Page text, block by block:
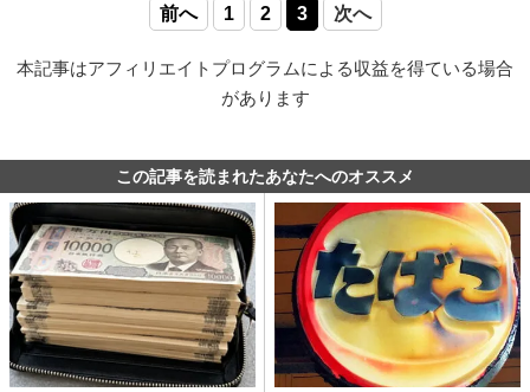
前へ 1 2 3 次へ
本記事はアフィリエイトプログラムによる収益を得ている場合
があります
この記事を読まれたあなたへのオススメ